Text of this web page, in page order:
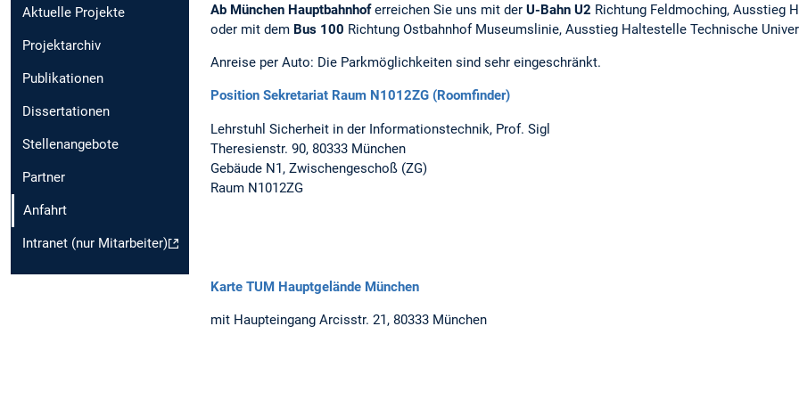
Aktuelle Projekte
Projektarchiv
Publikationen
Dissertationen
Stellenangebote
Partner
Anfahrt
Intranet (nur Mitarbeiter)
Ab München Hauptbahnhoferreichen Sie uns mit der U-Bahn U2 Richtung Feldmoching, Ausstieg
oder mit dem Bus 100 Richtung Ostbahnhof Museumslinie, Ausstieg Haltestelle Technische
Anreise per Auto: Die Parkmöglichkeiten sind sehr eingeschränkt.
Position Sekretariat Raum N1012ZG (Roomfinder)
Lehrstuhl Sicherheit in der Informationstechnik, Prof. Sigl
Theresienstr. 90, 80333 München
Gebäude N1, Zwischengeschoß (ZG)
Raum N1012ZG
Karte TUM Hauptgelände München
mit Haupteingang Arcisstr. 21, 80333 München